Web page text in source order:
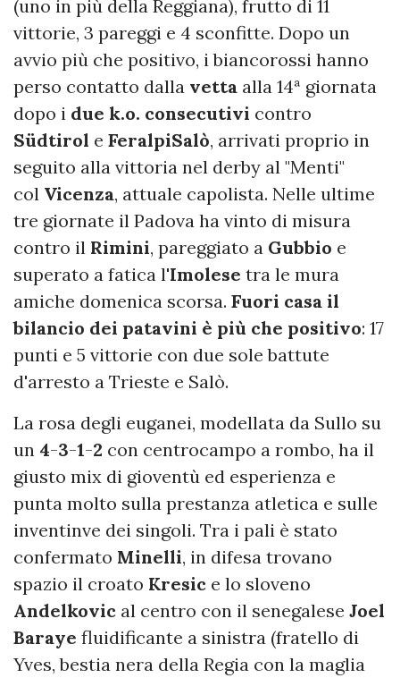
(uno in più della Reggiana), frutto di 11
vittorie, 3 pareggi e 4 sconfitte. Dopo un
avvio più che positivo, i biancorossi hanno
perso contatto dalla vetta alla 14ª giornata
dopo i due k.o. consecutivi contro
Südtirol e FeralpiSalò, arrivati proprio in
seguito alla vittoria nel derby al "Menti"
col Vicenza, attuale capolista. Nelle ultime
tre giornate il Padova ha vinto di misura
contro il Rimini, pareggiato a Gubbio e
superato a fatica l'Imolese tra le mura
amiche domenica scorsa. Fuori casa il
bilancio dei patavini è più che positivo: 17
punti e 5 vittorie con due sole battute
d'arresto a Trieste e Salò.
La rosa degli euganei, modellata da Sullo su
un 4-3-1-2 con centrocampo a rombo, ha il
giusto mix di gioventù ed esperienza e
punta molto sulla prestanza atletica e sulle
inventinve dei singoli. Tra i pali è stato
confermato Minelli, in difesa trovano
spazio il croato Kresic e lo sloveno
Andelkovic al centro con il senegalese Joel
Baraye fluidificante a sinistra (fratello di
Yves, bestia nera della Regia con la maglia